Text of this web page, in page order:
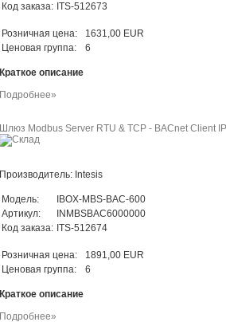
Код заказа: ITS-512673
Розничная цена:
1631,00 EUR
Ценовая группа:
6
Краткое описание
Подробнее»
Шлюз Modbus Server RTU & TCP - BACnet Client
Производитель: Intesis
Модель:
IBOX-MBS-BAC-600
Артикул:
INMBSBAC6000000
Код заказа: ITS-512674
Розничная цена:
1891,00 EUR
Ценовая группа:
6
Краткое описание
Подробнее»